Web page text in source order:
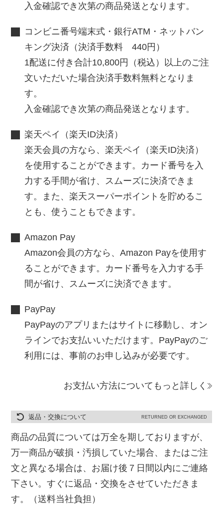
入金確認でき次第の商品発送となります。
コンビニ番号端末式・銀行ATM・ネットバン
キング決済（決済手数料 440円）
1配送に付き合計10,800円（税込）以上のご注
文いただいた場合決済手数料無料となりま
す。
入金確認でき次第の商品発送となります。
楽天ペイ（楽天ID決済）
楽天会員の方なら、楽天ペイ（楽天ID決済）
を使用することができます。カード番号を入
力する手間が省け、スムーズに決済できま
す。また、楽天スーパーポイントを貯めるこ
とも、使うこともできます。
Amazon Pay
Amazon会員の方なら、Amazon Payを使用す
ることができます。カード番号を入力する手
間が省け、スムーズに決済できます。
PayPay
PayPayのアプリまたはサイトに移動し、オン
ラインでお支払いいただけます。PayPayのご
利用には、事前のお申し込みが必要です。
お支払い方法についてもっと詳しく
返品・交換について RETURNED OR EXCHANGED
商品の品質については万全を期しておりますが、
万一商品が破損・汚損していた場合、またはご注
文と異なる場合は、お届け後７日間以内にご連絡
下さい。すぐに返品・交換をさせていただきま
す。（送料当社負担）